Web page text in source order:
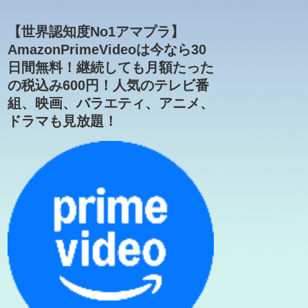
【世界認知度No1アマプラ】
AmazonPrimeVideoは今なら30
日間無料！継続しても月額たった
の税込み600円！人気のテレビ番
組、映画、バラエティ、アニメ、
ドラマも見放題！